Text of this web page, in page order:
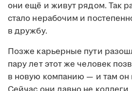
они ещё и живут рядом. Так
стало нерабочим и
в дружбу.
Позже карьерные пути
пару лет этот же человек
в новую компанию — и там он